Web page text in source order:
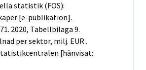
statistik (FOS):
[e-publikation].
2020, Tabellbilaga 9.
per sektor, milj. EUR .
[hänvisat: